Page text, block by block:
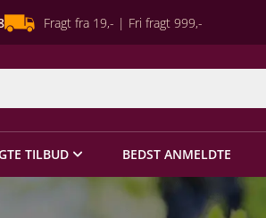
Fragt fra 19,- | Fri fragt 999,-
TILBUD BEDST ANMELDTE